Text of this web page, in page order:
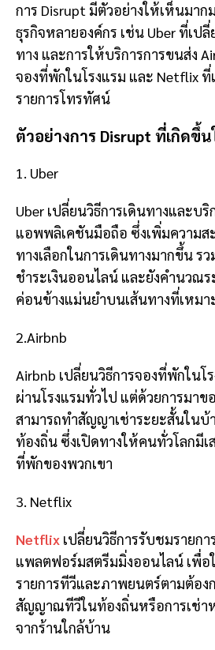
การ Disrupt มีตัวอย่างให้เห็นมา
ธุรกิจหลายองค์กร เช่น Uber ที่เป
ทาง และการให้บริการการขนส่ง
จองที่พักในโรงแรม และ Netflix
รายการโทรทัศน์
ตัวอย่างการ Disrupt ที่เกิดขึ้
1. Uber
Uber เปลี่ยนวิธีการเดินทางและบ
แอพพลิเคชันมือถือ ซึ่งเพิ่มความส
ทางเลือกในการเดินทางมากขึ้น ร
ชำระเงินออนไลน์ และยังคำนวณร
ค่อนข้างแม่นยำบนเส้นทางที่เหมา
2.Airbnb
Airbnb เปลี่ยนวิธีการจองที่พักในโ
ผ่านโรงแรมทั่วไป แต่ด้วยการมาข
สามารถทำสัญญาเช่าระยะสั้นใน
ท้องถิ่น ซึ่งเปิดทางให้คนทั่วโลกมีเ
ที่พักของพวกเขา
3. Netflix
Netflix เปลี่ยนวิธีการรับชมรายก
แพลตฟอร์มสตรีมมิ่งออนไลน์ เพื่อ
รายการทีวีและภาพยนตร์ตามต้อง
สัญญาณทีวีในท้องถิ่นหรือการเช่า
จากร้านใกล้บ้าน